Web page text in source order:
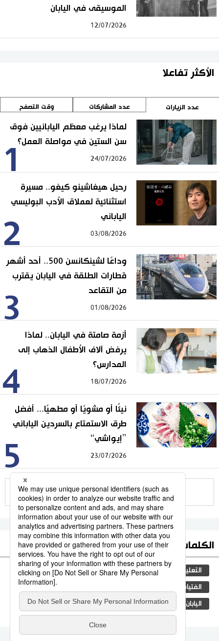
الموسيقى في اليابان
12/07/2026
الأكثر تفاعلا
عدد الزيارات عدد المشاركات وقت التصفح
1
لماذا يرغب معظم اليابانيين فوق
سن الستين في مواصلة العمل؟
24/07/2026
2
رحيل هيغاشينو كيغو.. مسيرة
استثنائية لعملاق الأدب البوليسي
الياباني
03/08/2026
3
وداعًا لشينكانسن 500.. أحد أشهر
قطارات الطلقة في اليابان يقترب
من التقاعد
01/08/2026
4
أزمة صامتة في اليابان.. لماذا
يرفض آلاف الأطفال الذهاب إلى
المدارس؟
18/07/2026
5
نيئًا أو مشويًا أو مطهيًا... أفضل
طرق الاستمتاع بالسردين الياباني
”إيواشي“
23/07/2026
للمزيد
الكلمات الأكثر بحثا
التعليم الياباني مجتمع الجنس طوكيو
الفتيات المرحلة الابتدائية
اليابان جيجي برس